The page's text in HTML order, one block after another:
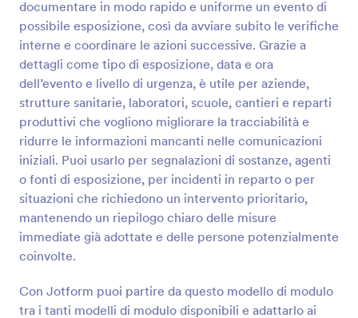
documentare in modo rapido e uniforme un evento di
possibile esposizione, così da avviare subito le verifiche
interne e coordinare le azioni successive. Grazie a
dettagli come tipo di esposizione, data e ora
dell’evento e livello di urgenza, è utile per aziende,
strutture sanitarie, laboratori, scuole, cantieri e reparti
produttivi che vogliono migliorare la tracciabilità e
ridurre le informazioni mancanti nelle comunicazioni
iniziali. Puoi usarlo per segnalazioni di sostanze, agenti
o fonti di esposizione, per incidenti in reparto o per
situazioni che richiedono un intervento prioritario,
mantenendo un riepilogo chiaro delle misure
immediate già adottate e delle persone potenzialmente
coinvolte.
Con Jotform puoi partire da questo modello di modulo
tra i tanti modelli di modulo disponibili e adattarlo ai
Anteprima